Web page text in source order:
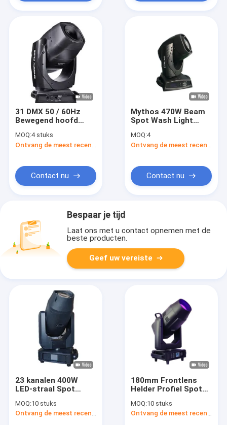
31 DMX 50 / 60Hz
Bewegend hoofd
Spot Wash CMY CTO
CTB Animatie
MOQ:4 stuks
Contact nu
Mythos 470W Beam
Spot Wash Light
Beam Light 50Hz /
60Hz
MOQ:4
Contact nu
Bespaar je tijd
Laat ons met u contact opnemen met de
beste producten.
Geef uw vereiste
23 kanalen 400W
LED-straal Spot
Bewegende
hoofdrolverlichting
MOQ:10 stuks
Ontvang de meest recente Prijs
180mm Frontlens
Helder Profiel Spot
Moving Head LED
Light
MOQ:10 stuks
Ontvang de meest recente Prijs